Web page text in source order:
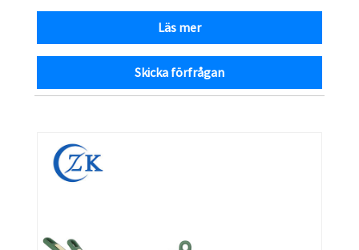
Läs mer
Skicka förfrågan